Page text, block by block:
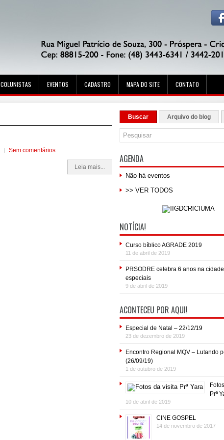
COLUNISTAS EVENTOS CADASTRO MAPA DO SITE CONTATO
Sem comentários
Leia mais...
Buscar Arquivo do blog
AGENDA
Não há eventos
>> VER TODOS
NOTÍCIA!
Curso bíblico AGRADE 2019
11 de abril de 2019
PRSODRE celebra 6 anos na
especiais
9 de abril de 2019
ACONTECEU POR AQUI!
Especial de Natal – 22/12/19
23 de dezembro de 2019
Encontro Regional MQV – Lutando
(26/09/19)
1 de outubro de 2019
Prª
10 de abril de 2019
CINE GOSPEL
14 de novembro de 2017